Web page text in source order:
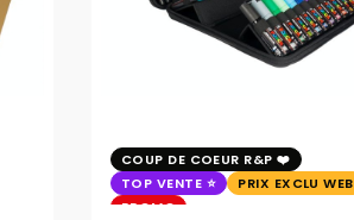
COUP DE COEUR R&P
TOP VENTE
PRIX EXCLU WEB
PROMO